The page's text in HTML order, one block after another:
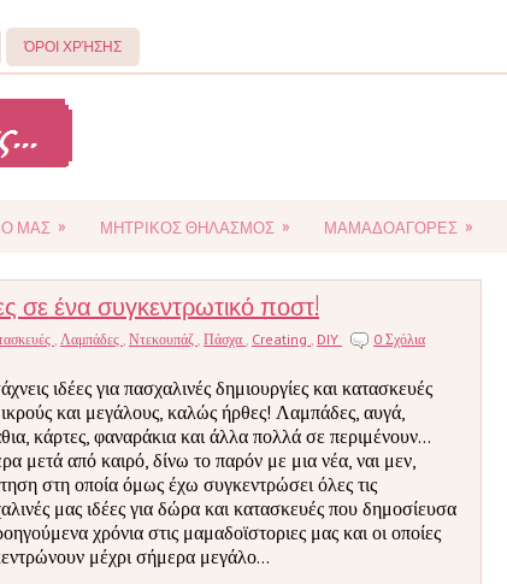
ΌΡΟΙ ΧΡΉΣΗΣ
ΜΑΣ » ΜΗΤΡΙΚΟΣ ΘΗΛΑΣΜΟΣ » ΜΑΜΑΔΟΑΓΟΡΕΣ »
σε ένα συγκεντρωτικό ποστ!
, Λαμπάδες , Ντεκουπάζ , Πάσχα , Creating , DIY 0 Σχόλια
ιδέες για πασχαλινές δημιουργίες και κατασκευές
και μεγάλους, καλώς ήρθες! Λαμπάδες, αυγά,
κάρτες, φαναράκια και άλλα πολλά σε περιμένουν...
μετά από καιρό, δίνω το παρόν με μια νέα, ναι μεν,
στη οποία όμως έχω συγκεντρώσει όλες τις
μας ιδέες για δώρα και κατασκευές που δημοσίευσα
χρόνια στις μαμαδοϊστοριες μας και οι οποίες
μέχρι σήμερα μεγάλο...